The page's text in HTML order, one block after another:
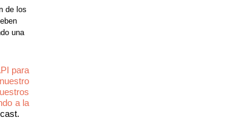
de los
una
para
a la